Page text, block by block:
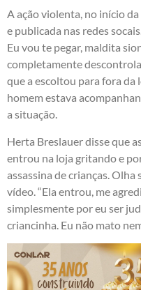
A ação violenta, no início
e publicada nas redes
Eu vou te pegar, maldita
completamente
que a escoltou para fora da
homem estava
a situação.
Herta Breslauer disse que
entrou na loja gritando e
assassina de crianças. Olha
vídeo. “Ela entrou, me
simplesmente por eu ser
criancinha. Eu não mato